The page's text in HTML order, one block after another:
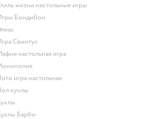
Стиль жизни настольные игры
Игры Бондибон
Элиас
Игра Свинтус
Мафия настольная игра
Монополия
Лото игра настольная
Лол куклы
Куклы
Куклы Барби